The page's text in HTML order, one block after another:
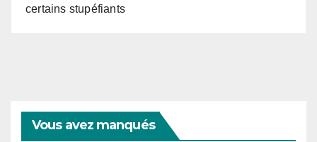
certains stupéfiants
Vous avez manqués